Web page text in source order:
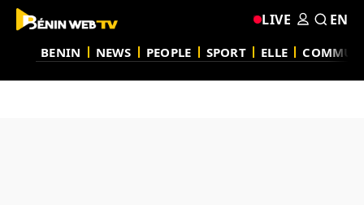
BENIN NEWS PEOPLE SPORT ELLE
LIVE EN